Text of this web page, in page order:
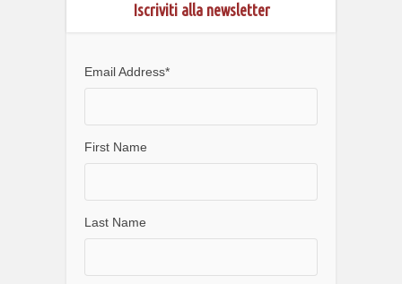
Iscriviti alla newsletter
Email Address*
First Name
Last Name